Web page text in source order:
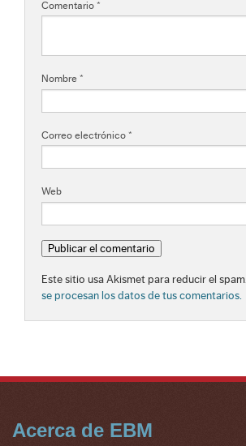
Comentario *
Nombre *
Correo electrónico *
Web
Este sitio usa Akismet para reducir el spam.
se procesan los datos de tus comentarios.
Acerca de EBM